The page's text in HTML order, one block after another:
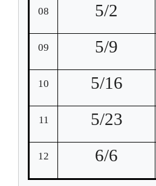
08 5/2
09 5/9
10 5/16
11 5/23
12 6/6